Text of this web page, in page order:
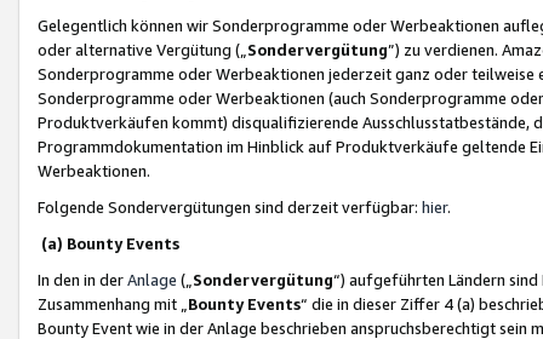
Gelegentlich können wir Sonderprogramme oder Werbeaktionen
oder alternative Vergütung („ Sondervergütung”) zu verdienen.
Sonderprogramme oder Werbeaktionen jederzeit ganz oder
Sonderprogramme oder Werbeaktionen (auch Sonderprogramme
Produktverkäufen kommt) disqualifizierende Ausschlusstatbestände,
Programmdokumentation im Hinblick auf Produktverkäufe geltende
Werbeaktionen.
Folgende Sondervergütungen sind derzeit verfügbar: hier.
(a) Bounty Events
In den in derAnlage („ Sondervergütung“) aufgeführten Ländern
Zusammenhang mit „ Bounty Events“ die in dieser Ziffer 4 (a)
Bounty Event wie in der Anlage beschrieben anspruchsberechtigt sein